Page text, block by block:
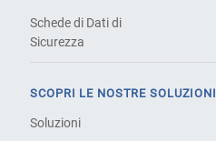
Schede di Dati di
Sicurezza
SCOPRI LE NOSTRE SOLUZIONI
Soluzioni